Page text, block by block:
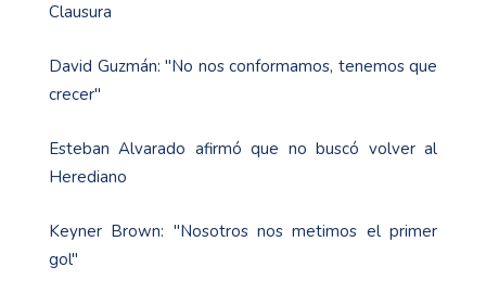
Clausura
David Guzmán: "No nos conformamos, tenemos que
crecer"
Esteban Alvarado afirmó que no buscó volver al
Herediano
Keyner Brown: "Nosotros nos metimos el primer
gol"